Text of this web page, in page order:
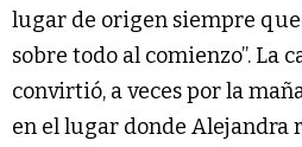
lugar de origen siempre
sobre todo al comienzo”. La
convirtió, a veces por la
en el lugar donde Alejandra